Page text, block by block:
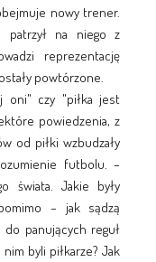
nowy trener.
patrzył na niego z
reprezentację
powtórzone.
oni" czy "piłka jest
powiedzenia, z
od piłki wzbudzały
futbolu. –
świata. Jakie były
– jak sądzą
panujących reguł
byli piłkarze? Jak